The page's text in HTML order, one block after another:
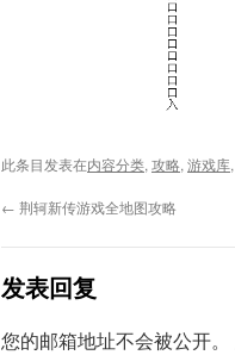
此条目发表在内容分类, 攻略, 游戏库,
← 荆轲新传游戏全地图攻略
发表回复
您的邮箱地址不会被公开。